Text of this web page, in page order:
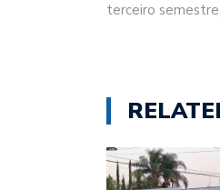
terceiro